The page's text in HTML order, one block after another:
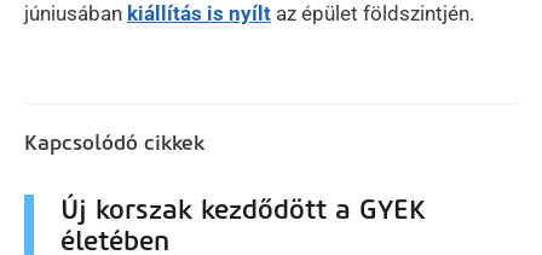
júniusában kiállítás is nyílt az épület földszintjén.
Kapcsolódó cikkek
Új korszak kezdődött a GYEK
életében